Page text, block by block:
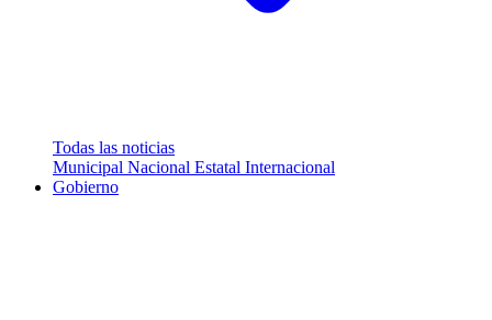
Todas las noticias
Municipal Nacional Estatal Internacional
Gobierno